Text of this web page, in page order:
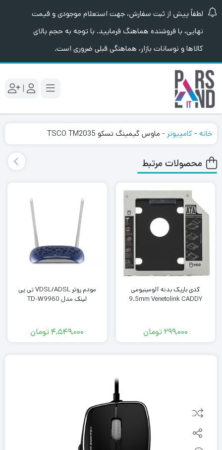
لطفاً پیش از ثبت سفارش، جهت استعلام موجودی و قیمت
نهایی، با فروشنده هماهنگ فرمایید. با توجه به حجم بالای
کالاها و نوسانات بازار، هماهنگی قبلی ضروری است.
|
خانه - کامپیوتر - ماوس گیمینگ تسکو TSCO TM2035
محصولات مرتبط
کدی باریک بدنه آلومینیومی
9.5mm Venetolink CADDY
299,000 تومان
مودم روتر VDSL/ADSL تی پی
لینک مدل TD-W9960
4,549,000 تومان